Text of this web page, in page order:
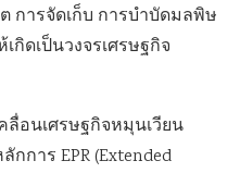
การจัดเก็บ การบำบัดมลพิษ
กิดเป็นวงจรเศรษฐกิจ
อนเศรษฐกิจหมุนเวียน
การ EPR (Extended